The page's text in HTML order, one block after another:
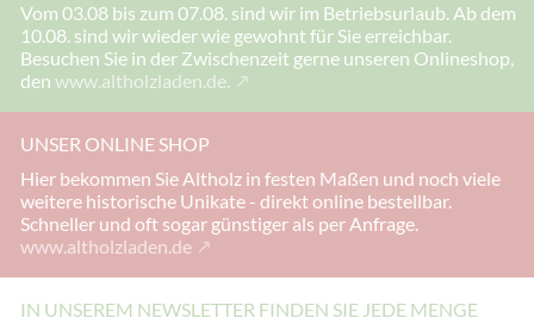
Vom 03.08 bis zum 07.08. sind wir im Betriebsurlaub. Ab dem
10.08. sind wir wieder wie gewohnt für Sie erreichbar.
Besuchen Sie in der Zwischenzeit gerne unseren Onlineshop,
den www.altholzladen.de.
UNSER ONLINE SHOP
Hier bekommen Sie Altholz in festen Maßen und noch viele
weitere historische Unikate - direkt online bestellbar.
Schneller und oft sogar günstiger als per Anfrage.
www.altholzladen.de
IN UNSEREM NEWSLETTER FINDEN SIE JEDE MENGE